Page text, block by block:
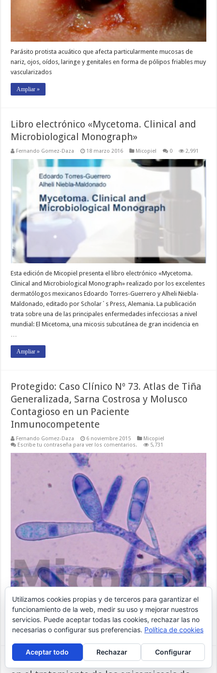
Parásito protista acuático que afecta particularmente mucosas de
nariz, ojos, oídos, laringe y genitales en forma de pólipos friables muy
vascularizados
Ampliar »
Libro electrónico «Mycetoma. Clinical and
Microbiological Monograph»
Fernando Gomez-Daza 18 marzo 2016 Micopiel 0 2,991
Esta edición de Micopiel presenta el libro electrónico «Mycetoma.
Clinical and Microbiological Monograph» realizado por los excelentes
dermatólogos mexicanos Edoardo Torres-Guerrero y Alheli Niebla-
Maldonado, editado por Scholar´s Press, Alemania. La publicación
trata sobre una de las principales enfermedades infecciosas a nivel
mundial: El Micetoma, una micosis subcutánea de gran incidencia en
…
Ampliar »
Protegido: Caso Clínico Nº 73. Atlas de Tiña
Generalizada, Sarna Costrosa y Molusco
Contagioso en un Paciente
Inmunocompetente
Fernando Gomez-Daza 6 noviembre 2015
Micopiel
Escribe tu contraseña para ver los comentarios.
5,731
No hay extracto porque es una entrada protegida.
Ampliar »
Opciones terapéuticas no farmacológicas
Utilizamos cookies propias y de terceros para garantizar el
funcionamiento de la web, medir su uso y mejorar nuestros
servicios. Puede aceptar todas las cookies, rechazar las no
necesarias o configurar sus preferencias. Política de cookies
Aceptar todo Rechazar Configurar